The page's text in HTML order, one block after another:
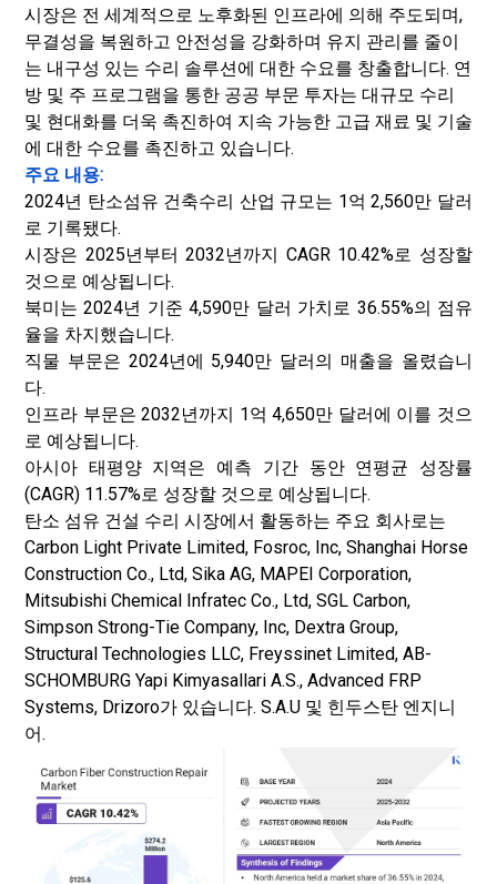
시장은 전 세계적으로 노후화된 인프라에 의해 주도되며,
무결성을 복원하고 안전성을 강화하며 유지 관리를 줄이
는 내구성 있는 수리 솔루션에 대한 수요를 창출합니다. 연
방 및 주 프로그램을 통한 공공 부문 투자는 대규모 수리
및 현대화를 더욱 촉진하여 지속 가능한 고급 재료 및 기술
에 대한 수요를 촉진하고 있습니다.
주요 내용:
2024년 탄소섬유 건축수리 산업 규모는 1억 2,560만 달러
로 기록됐다.
시장은 2025년부터 2032년까지 CAGR 10.42%로 성장할
것으로 예상됩니다.
북미는 2024년 기준 4,590만 달러 가치로 36.55%의 점유
율을 차지했습니다.
직물 부문은 2024년에 5,940만 달러의 매출을 올렸습니
다.
인프라 부문은 2032년까지 1억 4,650만 달러에 이를 것으
로 예상됩니다.
아시아 태평양 지역은 예측 기간 동안 연평균 성장률
(CAGR) 11.57%로 성장할 것으로 예상됩니다.
탄소 섬유 건설 수리 시장에서 활동하는 주요 회사로는
Carbon Light Private Limited, Fosroc, Inc, Shanghai Horse
Construction Co., Ltd, Sika AG, MAPEI Corporation,
Mitsubishi Chemical Infratec Co., Ltd, SGL Carbon,
Simpson Strong-Tie Company, Inc, Dextra Group,
Structural Technologies LLC, Freyssinet Limited, AB-
SCHOMBURG Yapi Kimyasallari A.S., Advanced FRP
Systems, Drizoro가 있습니다. S.A.U 및 힌두스탄 엔지니
어.